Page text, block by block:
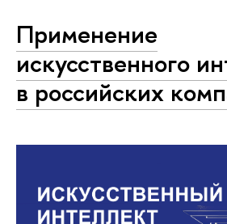
Применение
искусственного
в российских